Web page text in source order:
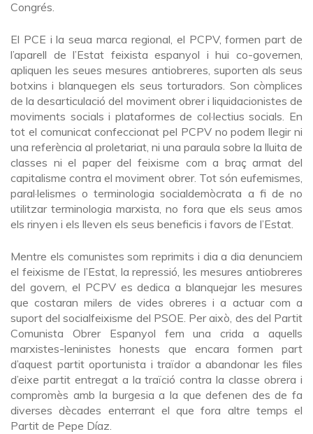
Congrés.
El PCE i la seua marca regional, el PCPV, formen part de
l’aparell de l’Estat feixista espanyol i hui co-governen,
apliquen les seues mesures antiobreres, suporten als seus
botxins i blanquegen els seus torturadors. Son còmplices
de la desarticulació del moviment obrer i liquidacionistes de
moviments socials i plataformes de col·lectius socials. En
tot el comunicat confeccionat pel PCPV no podem llegir ni
una referència al proletariat, ni una paraula sobre la lluita de
classes ni el paper del feixisme com a braç armat del
capitalisme contra el moviment obrer. Tot són eufemismes,
paral·lelismes o terminologia socialdemòcrata a fi de no
utilitzar terminologia marxista, no fora que els seus amos
els rinyen i els lleven els seus beneficis i favors de l’Estat.
Mentre els comunistes som reprimits i dia a dia denunciem
el feixisme de l’Estat, la repressió, les mesures antiobreres
del govern, el PCPV es dedica a blanquejar les mesures
que costaran milers de vides obreres i a actuar com a
suport del socialfeixisme del PSOE. Per això, des del Partit
Comunista Obrer Espanyol fem una crida a aquells
marxistes-leninistes honests que encara formen part
d’aquest partit oportunista i traïdor a abandonar les files
d’eixe partit entregat a la traïció contra la classe obrera i
compromès amb la burgesia a la que defenen des de fa
diverses dècades enterrant el que fora altre temps el
Partit de Pepe Díaz.